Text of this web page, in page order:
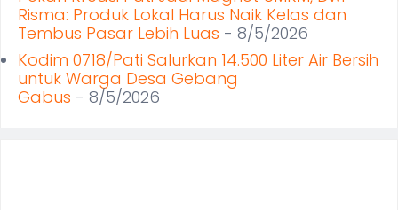
Risma: Produk Lokal Harus Naik Kelas dan
Tembus Pasar Lebih Luas - 8/5/2026
Kodim 0718/Pati Salurkan 14.500 Liter Air Bersih
untuk Warga Desa Gebang
Gabus - 8/5/2026